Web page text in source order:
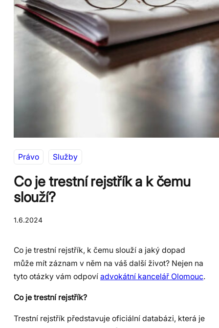
Právo Služby
Co je trestní rejstřík a k čemu
slouží?
1.6.2024
Co je trestní rejstřík, k čemu slouží a jaký dopad
může mít záznam v něm na váš další život? Nejen na
tyto otázky vám odpoví advokátní kancelář Olomouc.
Co je trestní rejstřík?
Trestní rejstřík představuje oficiální databázi, která je